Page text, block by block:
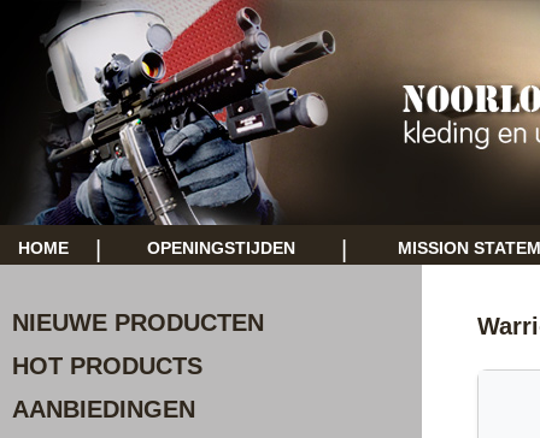
HOME OPENINGSTIJDEN MISSION
NIEUWE PRODUCTEN
HOT PRODUCTS
AANBIEDINGEN